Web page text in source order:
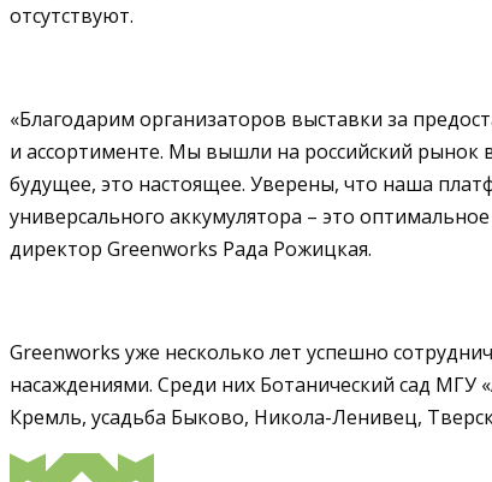
отсутствуют.
«Благодарим организаторов выставки за
и ассортименте. Мы вышли на российский рынок
будущее, это настоящее. Уверены, что наша
универсального аккумулятора – это
директор Greenworks Рада Рожицкая.
Greenworks уже несколько лет успешно
насаждениями. Среди них Ботанический сад МГУ
Кремль, усадьба Быково, Никола-Ленивец,